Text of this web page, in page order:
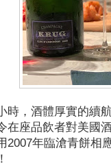
時，酒體厚實的續
在座品飲者對美國
2007年臨滄青餅相